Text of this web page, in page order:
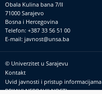
Obala Kulina bana 7/II
71000 Sarajevo
Bosna i Hercegovina
Telefon: +387 33 56 51 00
E-mail: javnost@unsa.ba
Footer
meni
© Univerzitet u Sarajevu
Kontakt
Uvid javnosti i pristup informacijama
PRIJAVI NEPRAVILNOSTI